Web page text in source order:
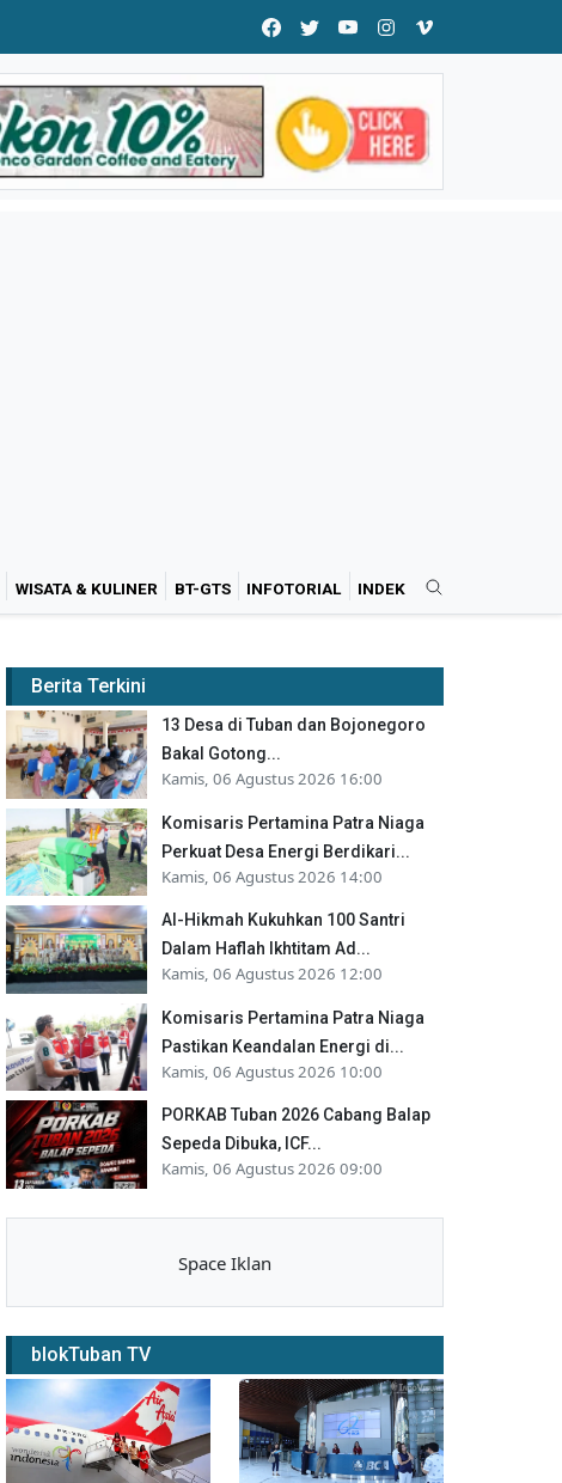
WISATA & KULINER BT-GTS INFOTORIAL INDEK
Berita Terkini
13 Desa di Tuban dan Bojonegoro
Bakal Gotong...
Kamis, 06 Agustus 2026 16:00
Komisaris Pertamina Patra Niaga
Perkuat Desa Energi Berdikari...
Kamis, 06 Agustus 2026 14:00
Al-Hikmah Kukuhkan 100 Santri
Dalam Haflah Ikhtitam Ad...
Kamis, 06 Agustus 2026 12:00
Komisaris Pertamina Patra Niaga
Pastikan Keandalan Energi di...
Kamis, 06 Agustus 2026 10:00
PORKAB Tuban 2026 Cabang Balap
Sepeda Dibuka, ICF...
Kamis, 06 Agustus 2026 09:00
Space Iklan
blokTuban TV